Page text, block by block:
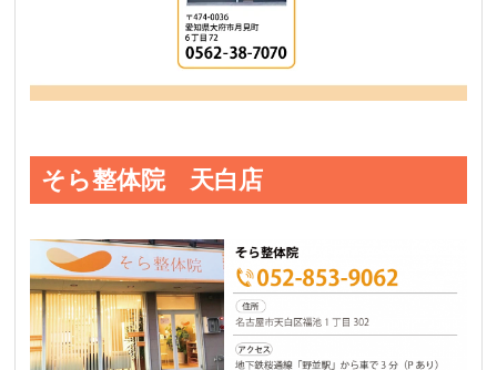
そら整体院 天白店